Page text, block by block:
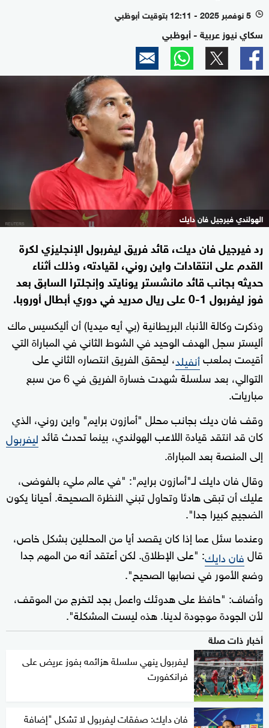
l 5 نوفمبر 2025 - 12:11 بتوقيت أبوظبي
سكاي نيوز عربية - أبوظبي
الهولندي فيرجيل فان دايك
رد فيرجيل فان ديك، قائد فريق ليفربول الإنجليزي لكرة
القدم على انتقادات واين روني، لقيادته، وذلك أثناء
حديثه بجانب قائد مانشستر يونايتد وإنجلترا السابق بعد
فوز ليفربول 1-0 على ريال مدريد في دوري أبطال أوروبا.
وذكرت وكالة الأنباء البريطانية (بي أيه ميديا) أن أليكسيس ماك
أليستر سجل الهدف الوحيد في الشوط الثاني في المباراة التي
أقيمت بملعبأنفيلد، ليحقق الفريق انتصاره الثاني على
التوالي، بعد سلسلة شهدت خسارة الفريق في 6 من سبع
مباريات.
وقف فان ديك بجانب محلل "أمازون برايم" واين روني، الذي
كان قد انتقد قيادة اللاعب الهولندي، بينما تحدث قائدليفربول
إلى المنصة بعد المباراة.
وقال فان دايك لـ"أمازون برايم": "في عالم مليء بالفوضى،
عليك أن تبقى هادئا وتحاول تبني النظرة الصحيحة. أحيانا يكون
الضجيج كبيرا جدا".
وعندما سئل عما إذا كان يقصد أيا من المحللين بشكل خاص،
قالفان دايك: "على الإطلاق. لكن أعتقد أنه من المهم جدا
وضع الأمور في نصابها الصحيح".
وأضاف: "حافظ على هدوئك واعمل بجد لتخرج من الموقف،
لأن الجودة موجودة لدينا. هذه ليست المشكلة".
أخبار ذات صلة
ليفربول ينهي سلسلة هزائمه بفوز عريض على
فرانكفورت
فان دايك: صفقات ليفربول لا تشكل "إضافة